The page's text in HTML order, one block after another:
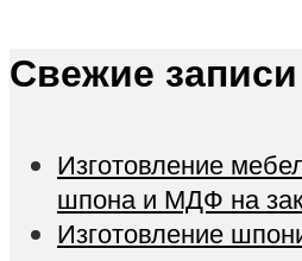
Свежие записи
Изготовление
шпона и МДФ на
Изготовление